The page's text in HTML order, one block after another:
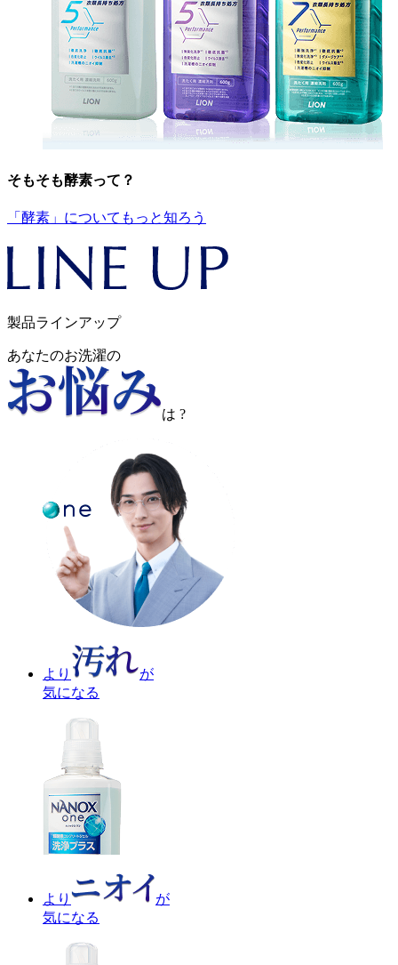
そもそも酵素って？
「酵素」についてもっと知ろう
製品ラインアップ
あなたのお洗濯の
は ?
より
が
気になる
より
が
気になる